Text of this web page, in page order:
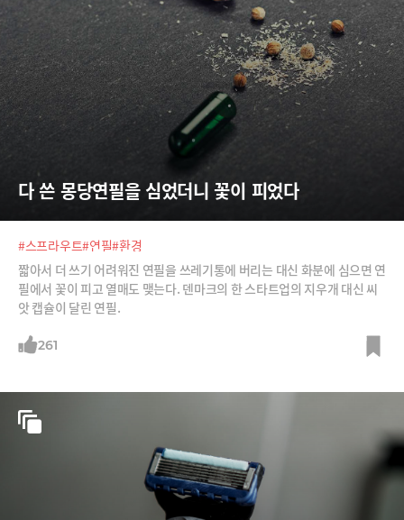
다 쓴 몽당연필을 심었더니 꽃이 피었다
#스프라우트#연필#환경
짧아서 더 쓰기 어려워진 연필을 쓰레기통에 버리는 대신 화분에 심으면 연
필에서 꽃이 피고 열매도 맺는다. 덴마크의 한 스타트업의 지우개 대신 씨
앗 캡슐이 달린 연필.
261